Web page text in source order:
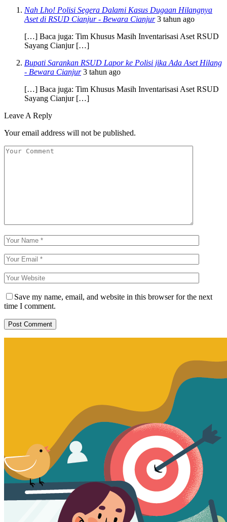
Nah Lho! Polisi Segera Dalami Kasus Dugaan Hilangnya
Aset di RSUD Cianjur - Bewara Cianjur 3 tahun ago
[…] Baca juga: Tim Khusus Masih Inventarisasi Aset RSUD
Sayang Cianjur […]
Bupati Sarankan RSUD Lapor ke Polisi jika Ada Aset Hilang
- Bewara Cianjur 3 tahun ago
[…] Baca juga: Tim Khusus Masih Inventarisasi Aset RSUD
Sayang Cianjur […]
Leave A Reply
Your email address will not be published.
Save my name, email, and website in this browser for the next
time I comment.